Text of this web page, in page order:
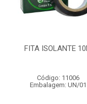
FITA ISOLANTE
Código: 11006
Embalagem: UN/01